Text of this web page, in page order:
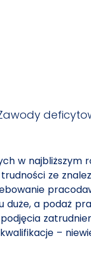
w najbliższym
ze
duże, a podaż
–